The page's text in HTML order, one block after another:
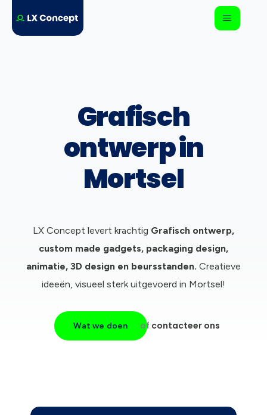
Grafisch
ontwerp in
Mortsel
LX Concept levert krachtig Grafisch ontwerp,
custom made gadgets, packaging design,
animatie, 3D design en beursstanden. Creatieve
ideeën, visueel sterk uitgevoerd in Mortsel!
Wat we doen of contacteer ons